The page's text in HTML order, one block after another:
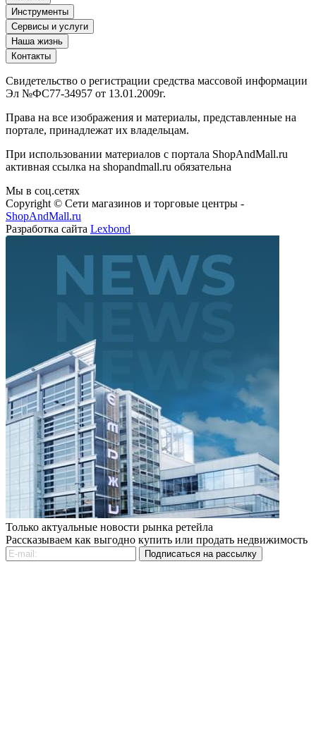
Инструменты
Сервисы и услуги
Наша жизнь
Контакты
Свидетельство о регистрации средства массовой информации
Эл №ФС77-34957 от 13.01.2009г.
Права на все изображения и материалы, представленные на
портале, принадлежат их владельцам.
При использовании материалов с портала ShopAndMall.ru
активная ссылка на shopandmall.ru обязательна
Мы в соц.сетях
Copyright © Сети магазинов и торговые центры -
ShopAndMall.ru
Разработка сайта Lexbond
Только актуальные новости рынка ретейла
Рассказываем как выгодно купить или продать недвижимость